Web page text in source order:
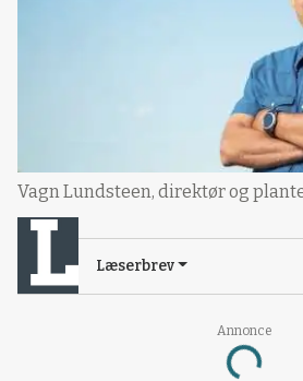
Annonce
Loading...
Vagn Lundsteen, direktør og
Læserbrev